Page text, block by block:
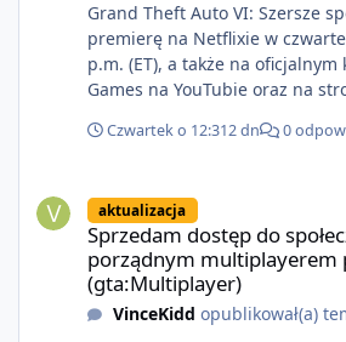
Grand Theft Auto VI: Szersze
premierę na Netflixie w
p.m. (ET), a także na oficjalnym
Games na YouTubie oraz na
https://netflix.com/GTAVI Grand
https://
Czwartek o 12:312 dn 0
aktualizacja
Sprzedam dostęp do
porządnym multiplayerem
(gta:Multiplayer)
VinceKidd opublikował(a)